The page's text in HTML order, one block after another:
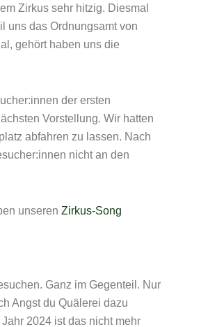
Zirkus sehr hitzig. Diesmal
uns das Ordnungsamt von
gehört haben uns die
der ersten
Vorstellung. Wir hatten
abfahren zu lassen. Nach
nicht an den
unseren Zirkus-Song
Ganz im Gegenteil. Nur
Angst du Quälerei dazu
2024 ist das nicht mehr